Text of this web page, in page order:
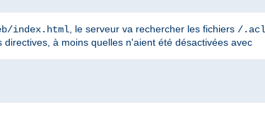
index.html , le serveur va rechercher les fichiers /.acl
directives, à moins quelles n'aient été désactivées avec